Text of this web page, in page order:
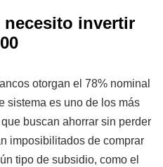
invertir
otorgan el 78% nominal
sistema es uno de los más
buscan ahorrar sin perder
imposibilitados de comprar
tipo de subsidio, como el